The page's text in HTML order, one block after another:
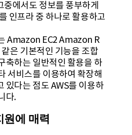
에서도 정보를 풍부하게
인프라 중 하나로 활용하고
Amazon EC2 Amazon R
은 기본적인 기능을 조합
축하는 일반적인 활용을 하
서비스를 이용하여 확장해
있다는 점도 AWS를 이용하
다.
원에 매력